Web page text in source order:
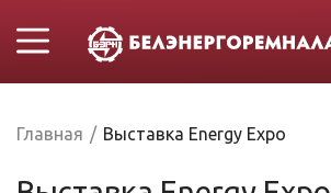
Главная / Выставка Energy Expo